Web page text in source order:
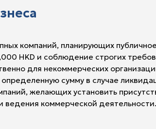
компаний, планирующих
HKD и соблюдение строгих
для некоммерческих
сумму в случае
желающих установить
коммерческой деятельности.